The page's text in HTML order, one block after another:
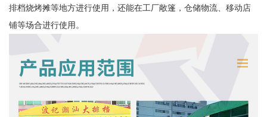
排档烧烤摊等地方进行使用，还能在工厂敞篷，仓储物流、移动店
铺等场合进行使用。